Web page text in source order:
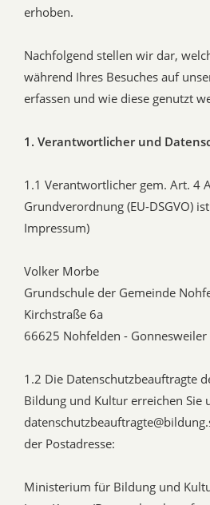
erhoben.
Nachfolgend stellen wir dar,
während Ihres Besuches auf
erfassen und wie diese genutzt
1. Verantwortlicher und
1.1 Verantwortlicher gem. Art. 4
Grundverordnung (EU-DSGVO)
Impressum)
Volker Morbe
Grundschule der Gemeinde
Kirchstraße 6a
66625 Nohfelden - Gonnesweiler
1.2 Die Datenschutzbeauftragte
Bildung und Kultur erreichen Sie
der Postadresse:
Ministerium für Bildung und